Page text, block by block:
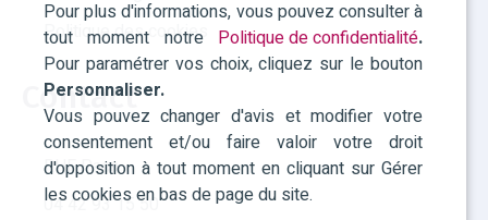
Pour plus d'informations, vous pouvez consulter à
tout moment notre Politique de confidentialité.
Pour paramétrer vos choix, cliquez sur le bouton
Personnaliser.
Vous pouvez changer d'avis et modifier votre
consentement et/ou faire valoir votre droit
d'opposition à tout moment en cliquant sur Gérer
les cookies en bas de page du site.
Politique des cookies
Contact
RHF Paca
04 42 93 15 50